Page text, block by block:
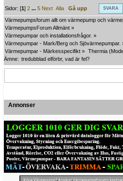
SVARA
Sidor: [1]2 ...5 Next Alla
Gå upp
Värmepumpsforum allt om värmepump och
VärmepumpsForum Allmänt »
Värmepumpar och installationsfrågor. »
Värmepumpar - Mark/Berg och Sjövärmepumpar.
Värmepumpar - Märkesspecifikt » Thermia
Ämne: tredubblad elförbr, vad är fel?
Annonser